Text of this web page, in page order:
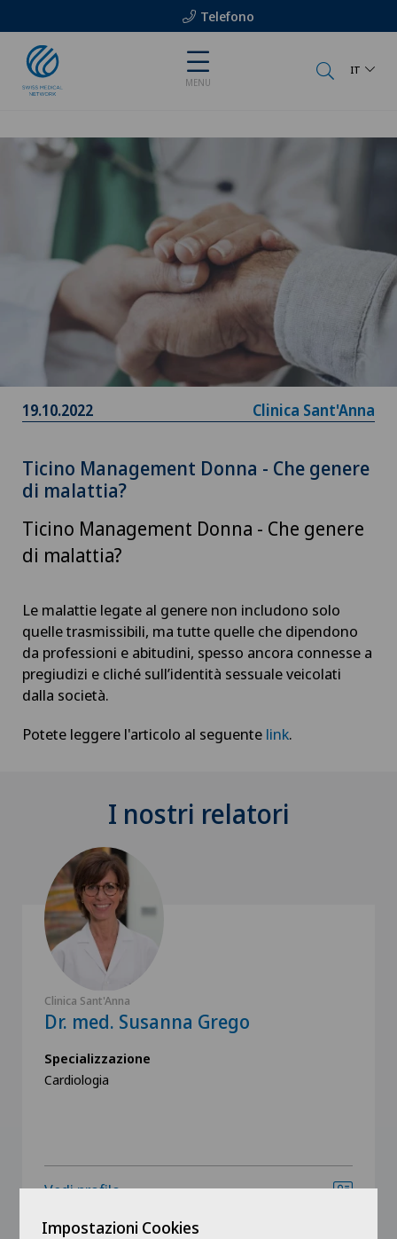
Telefono
MENU
IT
19.10.2022 Clinica Sant'Anna
Ticino Management Donna - Che genere
di malattia?
Ticino Management Donna - Che genere
di malattia?
Le malattie legate al genere non includono solo
quelle trasmissibili, ma tutte quelle che dipendono
da professioni e abitudini, spesso ancora connesse a
pregiudizi e cliché sull’identità sessuale veicolati
dalla società.
Potete leggere l'articolo al seguente link.
I nostri relatori
Clinica Sant'Anna
Dr. med. Susanna Grego
Specializzazione
Cardiologia
Vedi profilo
Impostazioni Cookies